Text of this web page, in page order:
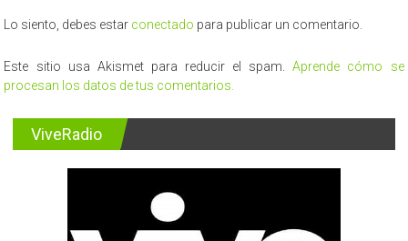
Lo siento, debes estar conectado para publicar un comentario.
Este sitio usa Akismet para reducir el spam.Aprende cómo se
procesan los datos de tus comentarios.
ViveRadio